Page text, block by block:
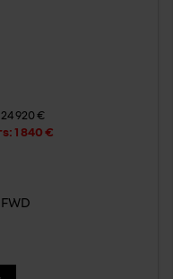
24 920 €
1 840 €
FWD